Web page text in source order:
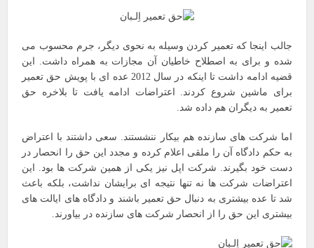
جالب اینجا که تعمیر کردن وسیله به نحوی دیگر، جرم محسوب می
شده و برای به اصطلاح خاطیان آن مجازات به همراه داشت. این
قضیه ادامه داشت تا اینکه در سال 2012 عده ای با پویش حق تعمیر
برای ماشین شروع کردند. اعتراضات ادامه یافت تا بلاخره حق
تعمیر به دیگران هم داده شد.
اما شرکت های سازنده هم بیکار ننشستند. سعی داشتند با اعتراض
به حکم دادگاه آن را ملقی اعلام کرده و مجدد این حق را انحصار در
دست خود بگیرند. شرکت اپل نیز یکی از همین شرکت ها بود. این
اعتراضات شرکت ها نه تنها نتیجه ای برایشان نداشت، بلکه باعث
شد تا عده بیشتری به دنبال حق تعمیر باشند و دادگاه های ایالت های
بیشتری این حق را از انحصار شرکت های سازنده در بیاورند.